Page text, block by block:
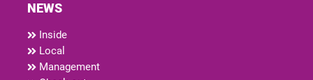
NEWS
Inside
Local
Management